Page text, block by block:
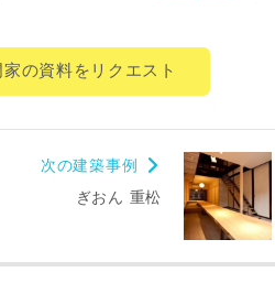
家の資料をリクエスト
次の建築事例
ぎおん 重松
-